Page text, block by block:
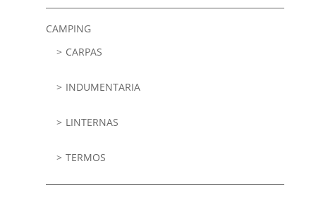
CAMPING
CARPAS
INDUMENTARIA
LINTERNAS
TERMOS